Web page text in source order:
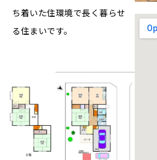
ち着いた住環境で長く暮らせ
る住まいです。